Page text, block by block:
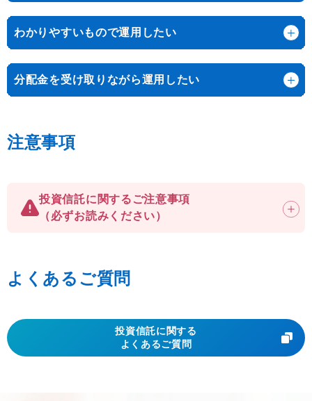
わかりやすいもので運用したい
分配金を受け取りながら運用したい
注意事項
投資信託に関するご注意事項
（必ずお読みください）
よくあるご質問
投資信託に関する
よくあるご質問